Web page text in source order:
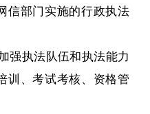
部门实施的行政执法
强执法队伍和执法能力
训、考试考核、资格管